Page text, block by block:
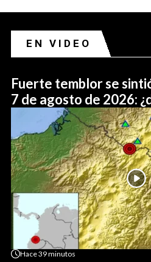
EN VIDEO
Fuerte temblor se
7 de agosto de 2026:
Hace39 minutos